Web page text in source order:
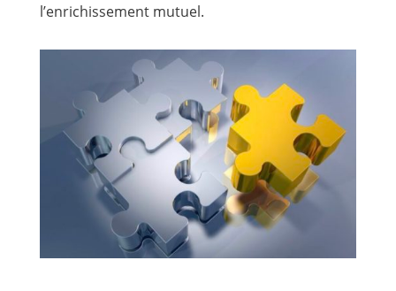
l’enrichissement mutuel.